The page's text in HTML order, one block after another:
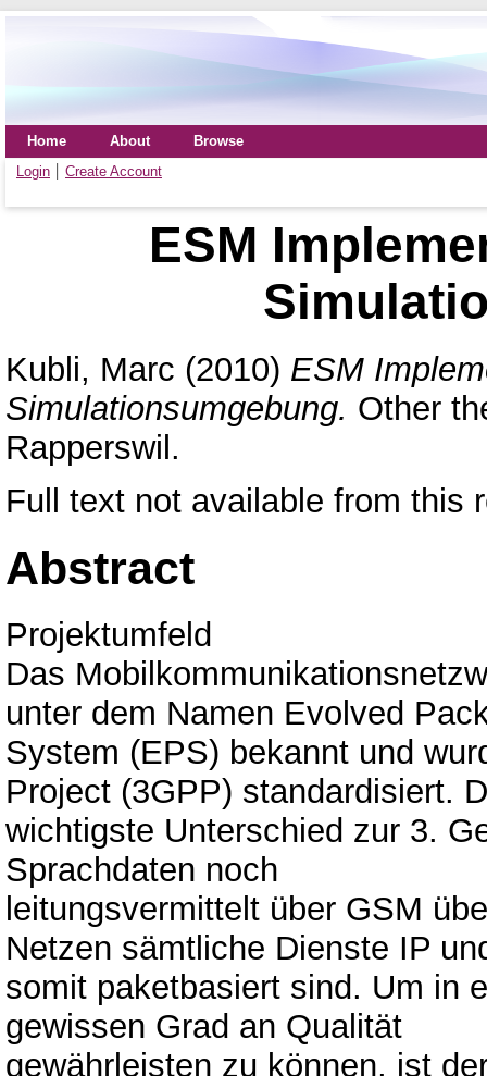
Home About
Browse
Login
Create Account
ESM
Kubli, Marc (2010) ESM
Simulationsumgebung. Other
Rapperswil.
Full text not available from this
Abstract
Projektumfeld
Das
unter dem Namen Evolved
System (EPS) bekannt und
Project (3GPP) standardisiert.
wichtigste Unterschied zur 3.
Sprachdaten noch
leitungsvermittelt über GSM
Netzen sämtliche Dienste IP
somit paketbasiert sind. Um in
gewissen Grad an Qualität
gewährleisten zu können, ist